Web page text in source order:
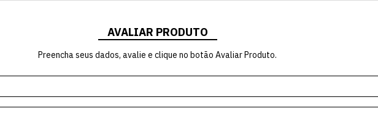
AVALIAR PRODUTO
Preencha seus dados, avalie e clique no botão Avaliar Produto.